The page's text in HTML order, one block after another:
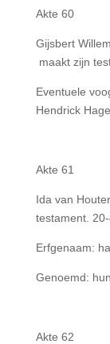
Akte 60
Gijsbert
maakt zijn
Eventuele
Hendrick
Akte 61
Ida van
testament.
Erfgenaam:
Genoemd:
Akte 62